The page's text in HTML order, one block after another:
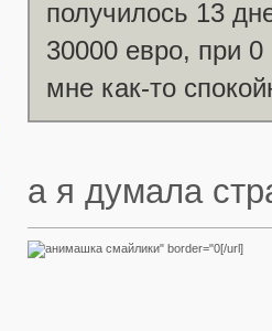
получилось 13
30000 евро, при
мне как-то
а я думала
[/url]